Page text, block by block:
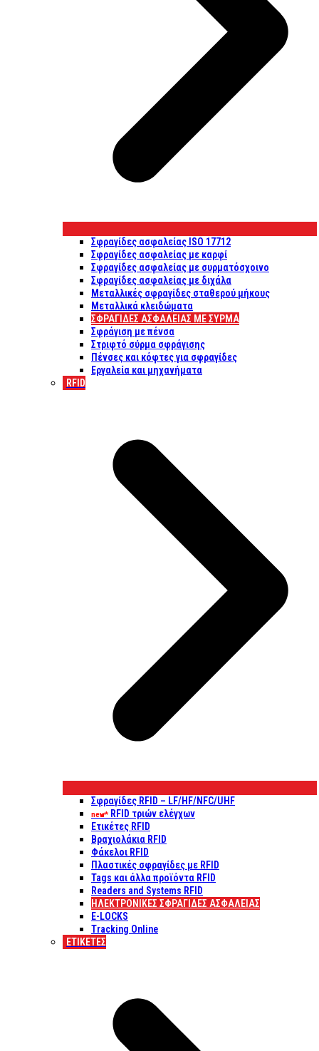
Σφραγίδες ασφαλείας ISO 17712
Σφραγίδες ασφαλείας με καρφί
Σφραγίδες ασφαλείας με συρματόσχοινο
Σφραγίδες ασφαλείας με διχάλα
Μεταλλικές σφραγίδες σταθερού μήκους
Μεταλλικά κλειδώματα
ΣΦΡΑΓΊΔΕΣ ΑΣΦΑΛΕΊΑΣ ΜΕ ΣΎΡΜΑ
Σφράγιση με πένσα
Στριφτό σύρμα σφράγισης
Πένσες και κόφτες για σφραγίδες
Εργαλεία και μηχανήματα
RFID
Σφραγίδες RFID – LF/HF/NFC/UHF
new* RFID τριών ελέγχων
Ετικέτες RFID
Βραχιολάκια RFID
Φάκελοι RFID
Πλαστικές σφραγίδες με RFID
Tags και άλλα προϊόντα RFID
Readers and Systems RFID
ΗΛΕΚΤΡΟΝΙΚΕΣ ΣΦΡΑΓΙΔΕΣ ΑΣΦΑΛΕΙΑΣ
E-LOCKS
Tracking Online
ΕΤΙΚΈΤΕΣ